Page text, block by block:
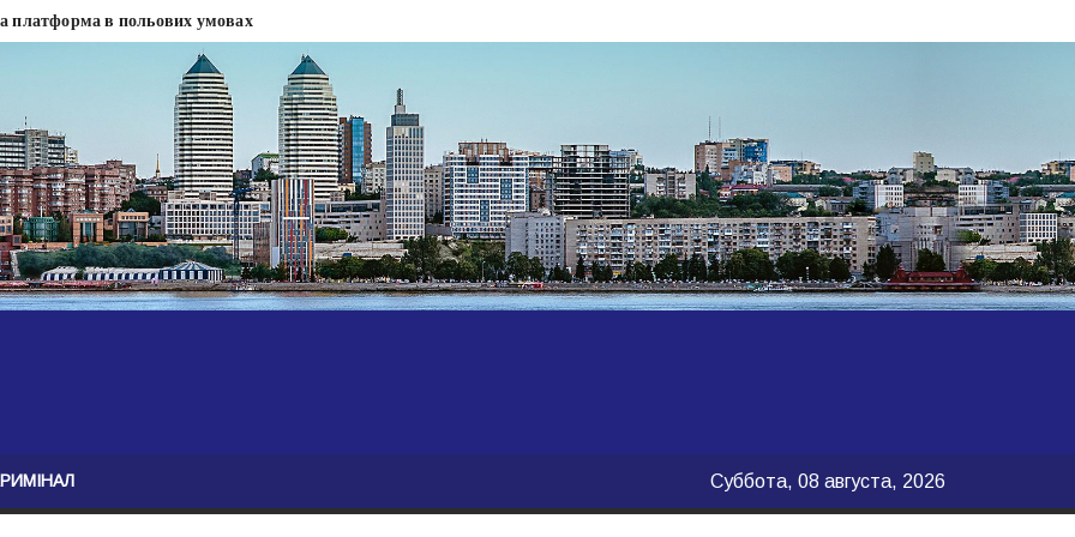
платформа в польових умовах
міськради Дніпра — ЗМІ
нелегального бізнесу, збагатився під час війни — ЗМІ
записали звернення про ситуацію на фронті
Безугла закликає валити Сирського
моду
керівництва армії
Суббота, 08 августа, 2026